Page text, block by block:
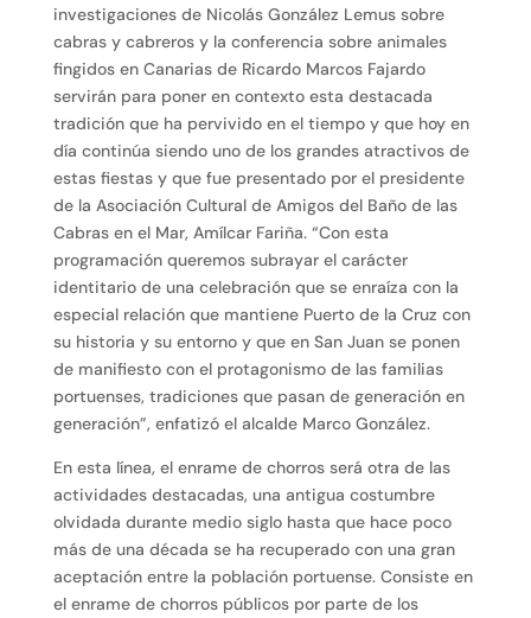
investigaciones de Nicolás González Lemus sobre
cabras y cabreros y la conferencia sobre animales
fingidos en Canarias de Ricardo Marcos Fajardo
servirán para poner en contexto esta destacada
tradición que ha pervivido en el tiempo y que hoy en
día continúa siendo uno de los grandes atractivos de
estas fiestas y que fue presentado por el presidente
de la Asociación Cultural de Amigos del Baño de las
Cabras en el Mar, Amílcar Fariña. “Con esta
programación queremos subrayar el carácter
identitario de una celebración que se enraíza con la
especial relación que mantiene Puerto de la Cruz con
su historia y su entorno y que en San Juan se ponen
de manifiesto con el protagonismo de las familias
portuenses, tradiciones que pasan de generación en
generación”, enfatizó el alcalde Marco González.
En esta línea, el enrame de chorros será otra de las
actividades destacadas, una antigua costumbre
olvidada durante medio siglo hasta que hace poco
más de una década se ha recuperado con una gran
aceptación entre la población portuense. Consiste en
el enrame de chorros públicos por parte de los